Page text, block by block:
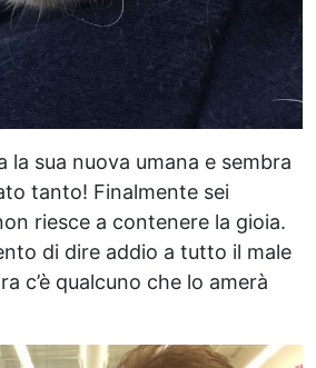
la sua nuova umana e sembra
tanto! Finalmente sei
riesce a contenere la gioia.
di dire addio a tutto il male
c’è qualcuno che lo amerà